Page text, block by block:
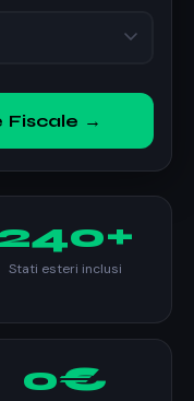
Fiscale →
Stati esteri inclusi
0€